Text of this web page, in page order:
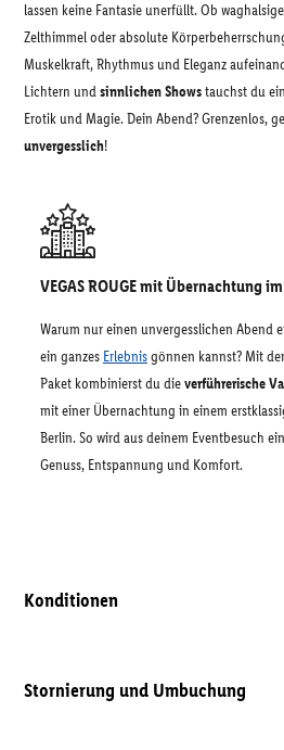
lassen keine Fantasie unerfüllt. Ob
Zelthimmel oder absolute
Muskelkraft, Rhythmus und Eleganz
Lichtern undsinnlichen Showstauchst du
Erotik und Magie. Dein Abend? Grenzenlos,
unvergesslich!
VEGAS ROUGE mit Übernachtung
Warum nur einen unvergesslichen Abend
ein ganzes Erlebnisgönnen kannst? Mit
Paket kombinierst du dieverführerische
mit einer Übernachtung in einem
Berlin. So wird aus deinem Eventbesuch ein
Genuss, Entspannung und Komfort.
Konditionen
Stornierung und Umbuchung